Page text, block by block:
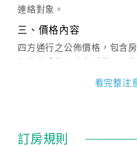
連絡對象。
三、價格內容
四方通行之公佈價格，包含
價」之當日價格為標準。
看完整注
訂房規則